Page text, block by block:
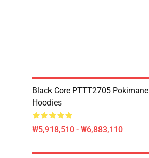
Black Core PTTT2705 Pokimane
Hoodies
₩5,918,510 - ₩6,883,110